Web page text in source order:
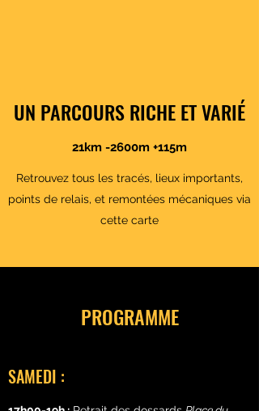
UN PARCOURS RICHE ET VARIÉ
21km -2600m +115m
Retrouvez tous les tracés, lieux importants,
points de relais, et remontées mécaniques via
cette carte
PROGRAMME
SAMEDI :